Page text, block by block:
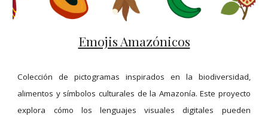
Emojis Amazónicos
Colección de pictogramas inspirados en la biodiversidad,
alimentos y símbolos culturales de la Amazonía. Este proyecto
explora cómo los lenguajes visuales digitales pueden